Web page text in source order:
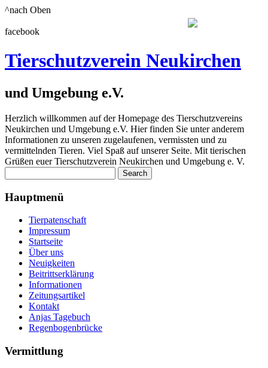
^nach Oben
facebook
Tierschutzverein Neukirchen
und Umgebung e.V.
Herzlich willkommen auf der Homepage des Tierschutzvereins
Neukirchen und Umgebung e.V. Hier finden Sie unter anderem
Informationen zu unseren zugelaufenen, vermissten und zu
vermittelnden Tieren. Viel Spaß auf unserer Seite. Mit tierischen
Grüßen euer Tierschutzverein Neukirchen und Umgebung e. V.
Hauptmenü
Tierpatenschaft
Impressum
Startseite
Über uns
Neuigkeiten
Beitrittserklärung
Informationen
Zeitungsartikel
Kontakt
Anjas Tagebuch
Regenbogenbrücke
Vermittlung